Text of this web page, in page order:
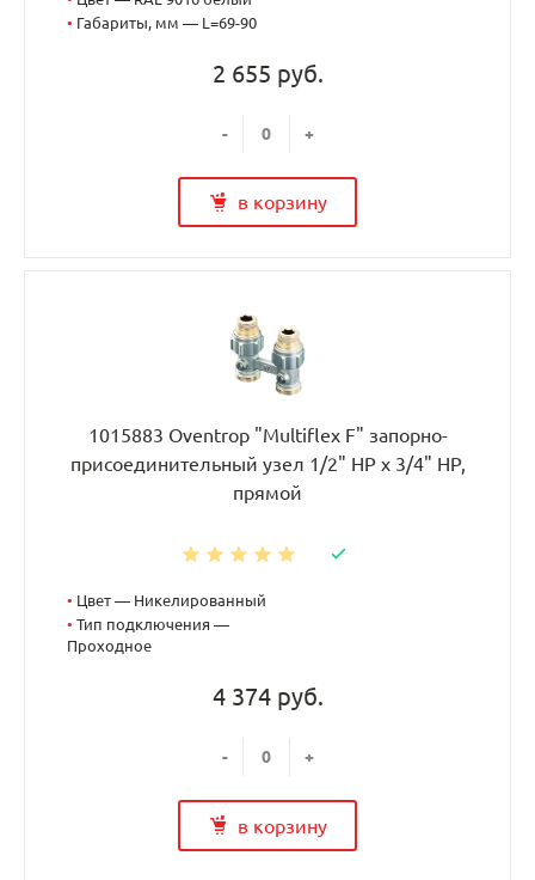
• Габариты, мм — L=69-90
2 655 руб.
- +
в корзину
1015883 Oventrop "Multiflex F" запорно-
присоединительный узел 1/2" НР x 3/4" НР,
прямой
• Цвет — Никелированный
• Тип подключения —
Проходное
4 374 руб.
- +
в корзину